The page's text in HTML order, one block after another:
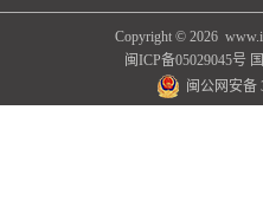
Copyright © 2026
闽ICP备05029045号
闽公网安备